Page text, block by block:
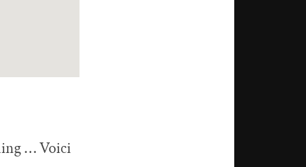
… Voici